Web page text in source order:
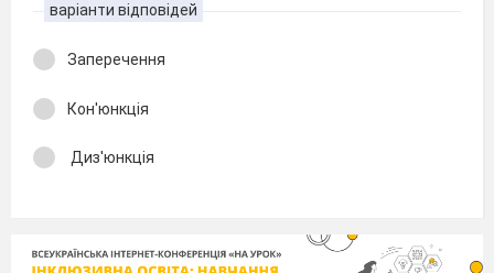
варіанти відповідей
Заперечення
Кон'юнкція
Диз'юнкція